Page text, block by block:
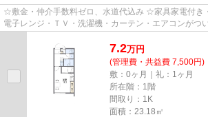
☆敷金・仲介手数料ゼロ、水道代込み ☆家具家電付き
電子レンジ・ＴＶ・洗濯機・カーテン・エアコンがつ
7.2万円
(管理費・共益費 7,500円)
敷：0ヶ月｜礼：1ヶ月
所在階：1階
間取り：1K
面積：23.18㎡